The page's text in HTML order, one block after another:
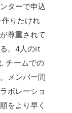
ターで申込
りたけれ
尊重されて
。4人のit
チームでの
メンバー間
ボレーショ
をより早く